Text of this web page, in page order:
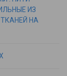
ИЗ
НА